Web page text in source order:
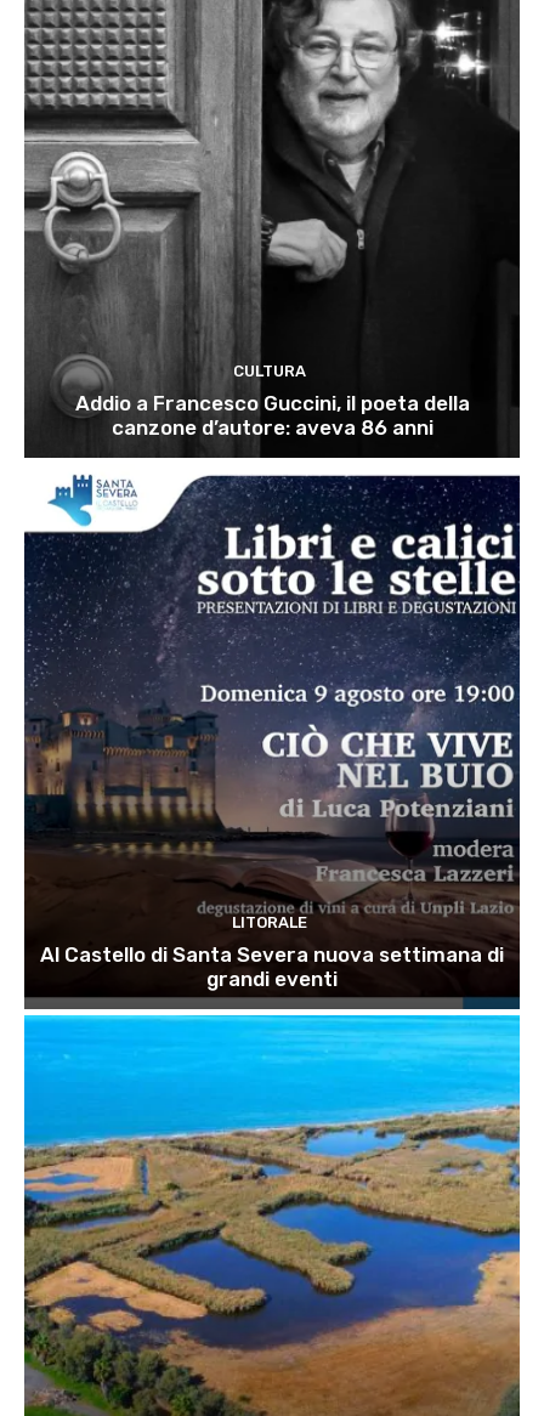
CULTURA
Addio a Francesco Guccini, il poeta della
canzone d’autore: aveva 86 anni
LITORALE
Al Castello di Santa Severa nuova settimana di
grandi eventi